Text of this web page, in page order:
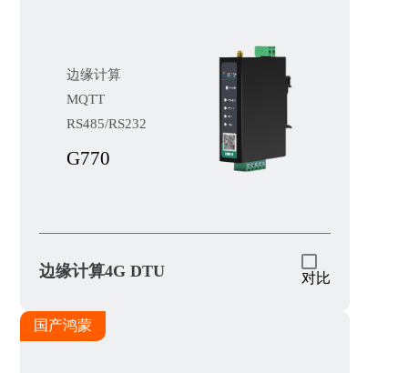
边缘计算
MQTT
RS485/RS232
G770
边缘计算4G DTU 对比
国产鸿蒙